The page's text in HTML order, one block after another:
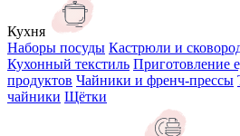
Кухня
Наборы посуды Кастрюли и
Кухонный текстиль Приготовление
продуктов Чайники и френч-прессы
чайники Щётки